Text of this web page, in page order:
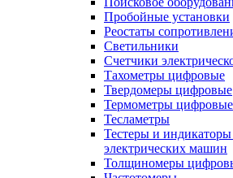
Пробойные установки
Реостаты
Светильники
Счетчики
Тахометры цифровые
Твердомеры цифровые
Термометры цифровые
Тесламетры
Тестеры и
электрических машин
Толщиномеры